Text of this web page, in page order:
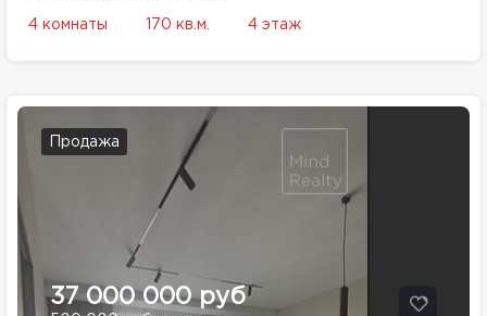
4 комнаты 170 кв.м. 4 этаж
Продажа
37 000 000 руб